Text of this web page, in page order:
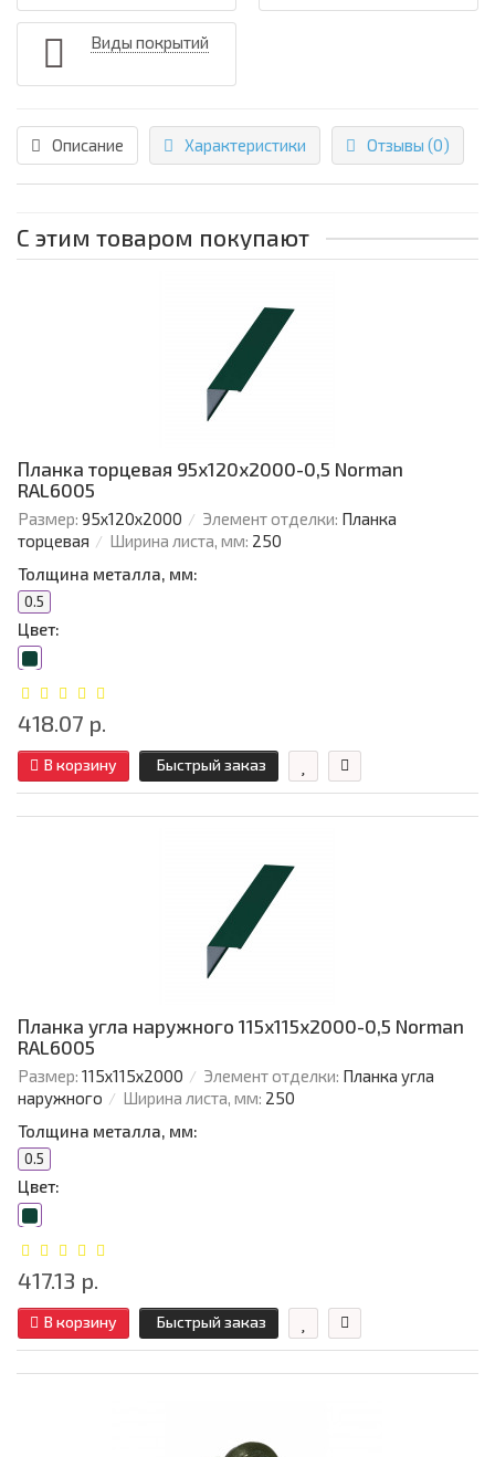
Виды покрытий
Описание Характеристики Отзывы (0)
С этим товаром покупают
Планка торцевая 95х120х2000-0,5 Norman
RAL6005
Размер: 95х120х2000 Элемент отделки: Планка
торцевая
Ширина листа, мм: 250
Толщина металла, мм:
0.5
Цвет:
418.07 р.
В корзину Быстрый заказ
Планка угла наружного 115х115х2000-0,5 Norman
RAL6005
Размер: 115х115х2000 Элемент отделки: Планка угла
наружного
Ширина листа, мм: 250
Толщина металла, мм:
0.5
Цвет:
417.13 р.
В корзину Быстрый заказ